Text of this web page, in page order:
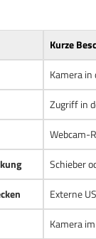
Kurze
Kamera
Zugriff in
Webcam-
Schieber
Externe
Kamera